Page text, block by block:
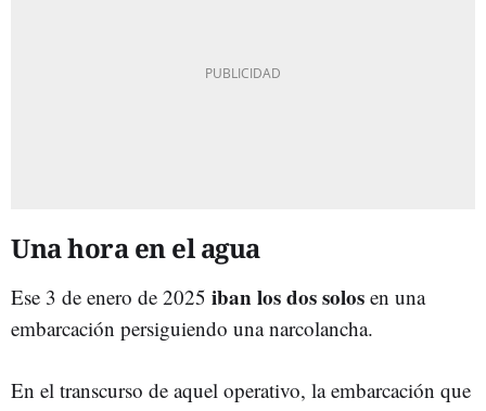
Una hora en el agua
Ese 3 de enero de 2025 iban los dos solos en una
embarcación persiguiendo una narcolancha.
En el transcurso de aquel operativo, la embarcación que